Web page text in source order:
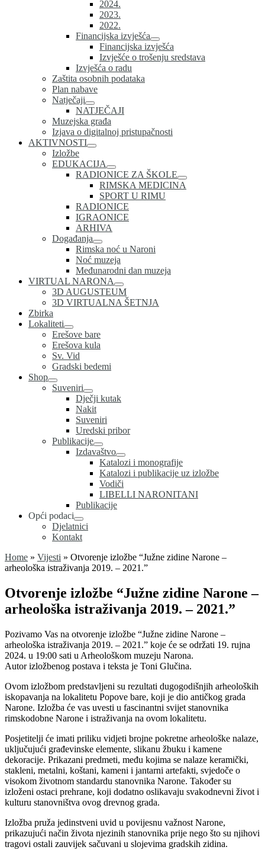
2024.
2023.
2022.
Financijska izvješća
Financijska izvješća
Izvješće o trošenju sredstava
Izvješća o radu
Zaštita osobnih podataka
Plan nabave
Natječaji
NATJEČAJI
Muzejska građa
Izjava o digitalnoj pristupačnosti
AKTIVNOSTI
Izložbe
EDUKACIJA
RADIONICE ZA ŠKOLE
RIMSKA MEDICINA
SPORT U RIMU
RADIONICE
IGRAONICE
ARHIVA
Događanja
Rimska noć u Naroni
Noć muzeja
Međunarodni dan muzeja
VIRTUAL NARONA
3D AUGUSTEUM
3D VIRTUALNA ŠETNJA
Zbirka
Lokaliteti
Erešove bare
Erešova kula
Sv. Vid
Gradski bedemi
Shop
Suveniri
Dječji kutak
Nakit
Suveniri
Uredski pribor
Publikacije
Izdavaštvo
Katalozi i monografije
Katalozi i publikacije uz izložbe
Vodiči
LIBELLI NARONITANI
Publikacije
Opći podaci
Djelatnici
Kontakt
Home » Vijesti » Otvorenje izložbe “Južne zidine Narone –
arheološka istraživanja 2019. – 2021.”
Otvorenje izložbe “Južne zidine Narone –
arheološka istraživanja 2019. – 2021.”
Pozivamo Vas na otvorenje izložbe “Južne zidine Narone –
arheološka istraživanja 2019. – 2021.” koje će se održati 19. rujna
2024. u 19:00 sati u Arheološkom muzeju Narona.
Autor izložbenog postava i teksta je Toni Glučina.
Ovom izložbom predstavljeni su rezultati dugogodišnjih arheoloških
iskopavanja na lokalitetu Popove bare, koji je dio antičkog grada
Narone. Izložba će vas uvesti u fascinantni svijet stanovnika
rimskodobne Narone i istraživanja na ovom lokalitetu.
Posjetitelji će imati priliku vidjeti brojne pokretne arheološke nalaze,
uključujući građevinske elemente, slikanu žbuku i kamene
dekoracije. Prikazani predmeti, među kojima se nalaze keramički,
stakleni, metalni, koštani, kameni i jantarni artefakti, svjedoče o
visokom životnom standardu stanovnika Narone. Također su
izloženi ostaci prehrane, koji dodatno oslikavaju svakodnevni život i
kulturu stanovništva ovog drevnog grada.
Izložba pruža jedinstveni uvid u povijesnu važnost Narone,
prikazujući način života njezinih stanovnika prije nego što su njihovi
tragovi ostali zauvijek sačuvani u slojevima gradskih zidina.